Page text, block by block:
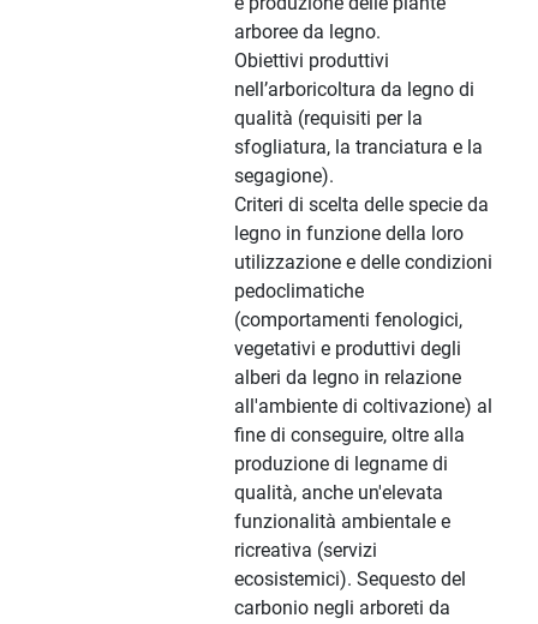
arboree da legno.
Obiettivi produttivi
nell’arboricoltura da legno di
qualità (requisiti per la
sfogliatura, la tranciatura e la
segagione).
Criteri di scelta delle specie da
legno in funzione della loro
utilizzazione e delle condizioni
pedoclimatiche
(comportamenti fenologici,
vegetativi e produttivi degli
alberi da legno in relazione
all'ambiente di coltivazione) al
fine di conseguire, oltre alla
produzione di legname di
qualità, anche un'elevata
funzionalità ambientale e
ricreativa (servizi
ecosistemici). Sequesto del
carbonio negli arboreti da